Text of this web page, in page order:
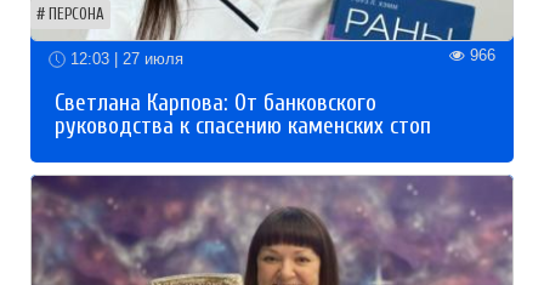
ПЕРСОНА
12:03 | 27 июля 966
Светлана Карпова: От банковского
руководства к спасению каменских стоп